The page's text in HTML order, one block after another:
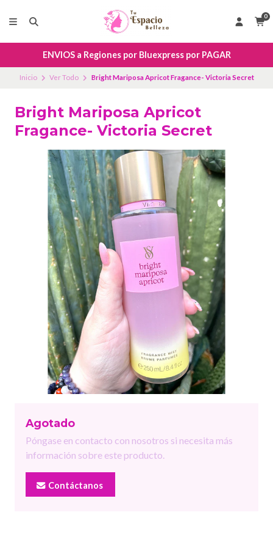
0
ENVIOS a Regiones por Bluexpress por PAGAR
Inicio Ver Todo Bright Mariposa Apricot Fragance- Victoria Secret
Bright Mariposa Apricot
Fragance- Victoria Secret
Agotado
Póngase en contacto con nosotros si necesita más
información sobre este producto.
Contáctanos